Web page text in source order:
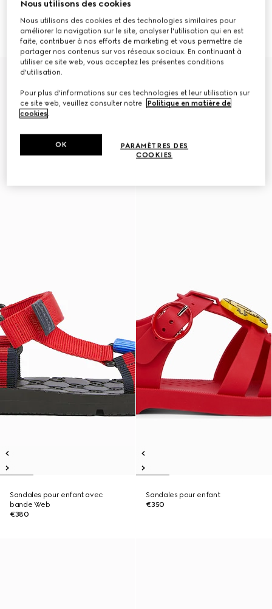
€420
détail Mors
€530
Sandales pour enfant avec
bande Web
€380
Sandales pour enfant
€350
Nous utilisons des cookies
Nous utilisons des cookies et des technologies similaires pour
améliorer la navigation sur le site, analyser l'utilisation qui en est
faite, contribuer à nos efforts de marketing et vous permettre de
partager nos contenus sur vos réseaux sociaux. En continuant à
utiliser ce site web, vous acceptez les présentes conditions
d'utilisation.
Pour plus d'informations sur ces technologies et leur utilisation sur
ce site web, veuillez consulter notre
Politique en matière de
cookies.
PARAMÈTRES DES
COOKIES
OK